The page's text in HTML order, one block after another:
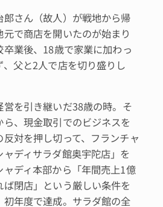
さん（故人）が戦地から帰
で商店を開いたのが始まり
業後、18歳で家業に加わっ
父と2人で店を切り盛りし
を引き継いだ38歳の時。そ
、現金取引でのビジネスを
対を押し切って、フランチャ
ディサラダ館奥宇陀店」を
ディ本部から「年間売上1億
閉店」という厳しい条件を
年度で達成。サラダ館の全